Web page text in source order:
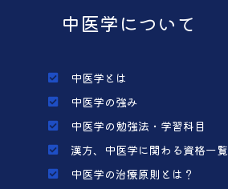
中医学について
中医学とは
中医学の強み
中医学の勉強法・学習科目
漢方、中医学に関わる資格一覧
中医学の治療原則とは？